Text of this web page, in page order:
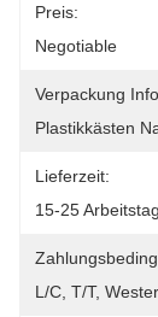
Preis:
Negotiable
Verpackung
Plastikkästen
Lieferzeit:
15-25
L/C, T/T,